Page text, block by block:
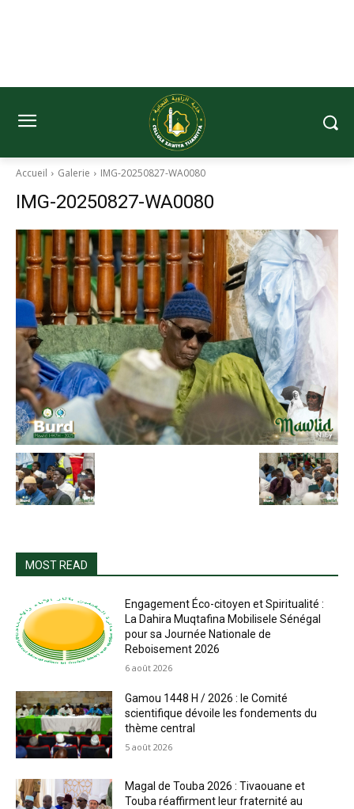
Accueil Galerie IMG-20250827-WA0080
IMG-20250827-WA0080
MOST READ
Engagement Éco-citoyen et Spiritualité :
La Dahira Muqtafina Mobilisele Sénégal
pour sa Journée Nationale de
Reboisement 2026
6 août 2026
Gamou 1448 H / 2026 : le Comité
scientifique dévoile les fondements du
thème central
5 août 2026
Magal de Touba 2026 : Tivaouane et
Touba réaffirment leur fraternité au